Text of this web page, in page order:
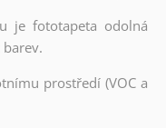
je fototapeta odolná
prostředí (VOC a